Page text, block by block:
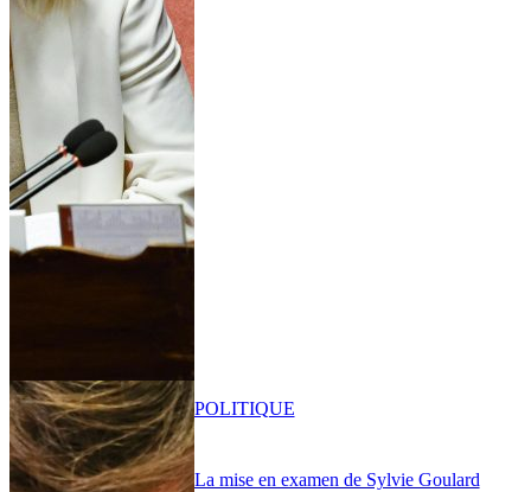
La mise en examen de Sylvie Goulard
POLITIQUE